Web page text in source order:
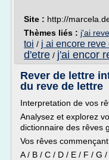
Site : http://
Thèmes liés : j'ai
toi / j ai encore reve
d'etre / j'ai encor
Rever de lettre
du reve de lettre
Interpretation de vos
Analysez et explorez
dictionnaire des rêves
Vos rêves
A / B / C / D / E / F / G